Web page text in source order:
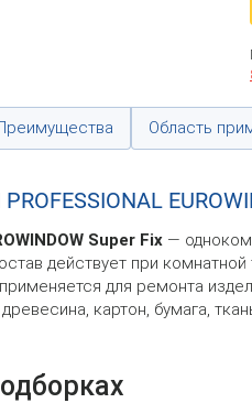
Область
Super Fix —
действует при
применяется для ремонта
картон, бумага,